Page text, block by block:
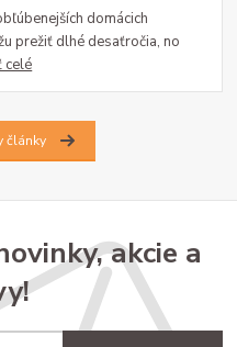
domácich
prežiť dlhé desaťročia, no
celé
články
akcie a